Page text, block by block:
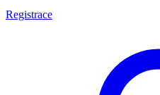
Registrace